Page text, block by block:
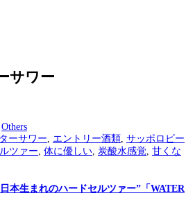
サワー
Others
ーサワー エントリー酒類 サッポロビー
ツァー 体に優しい 炭酸水感覚 甘くな
本生まれのハードセルツァー”「WATER